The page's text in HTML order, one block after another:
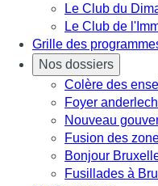
Le Club du
Le Club de
Grille des
Nos dossiers
Colère des
Foyer
Nouveau
Fusion des
Bonjour
Fusillades à